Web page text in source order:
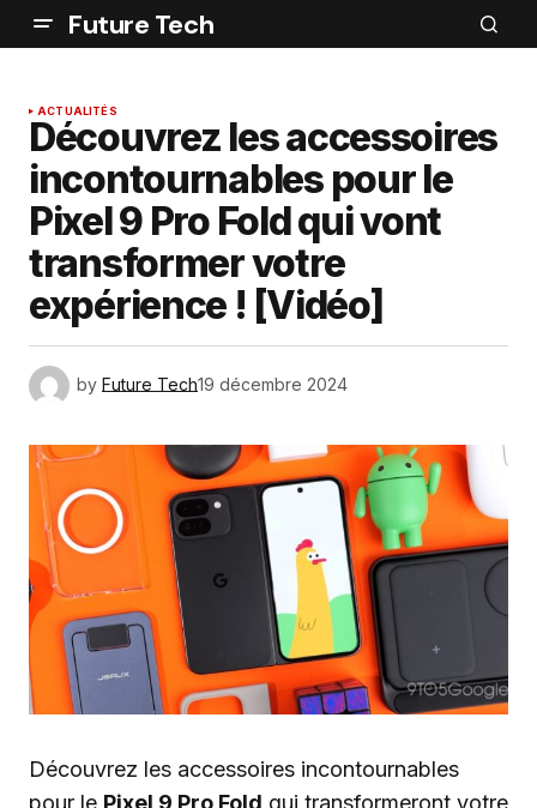
Future Tech
ACTUALITÉS
Découvrez les accessoires
incontournables pour le
Pixel 9 Pro Fold qui vont
transformer votre
expérience ! [Vidéo]
by Future Tech19 décembre 2024
Découvrez les accessoires incontournables
pour le Pixel 9 Pro Fold qui transformeront votre